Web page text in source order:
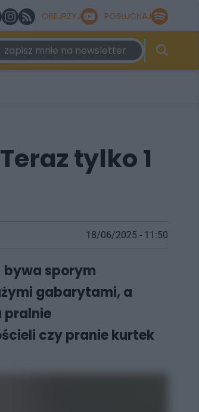
OBEJRZYJ POSŁUCHAJ
zapisz mnie na newsletter
tylko 1
18/06/2025 - 11:50
bywa sporym
gabarytami, a
pralnie
czy pranie kurtek